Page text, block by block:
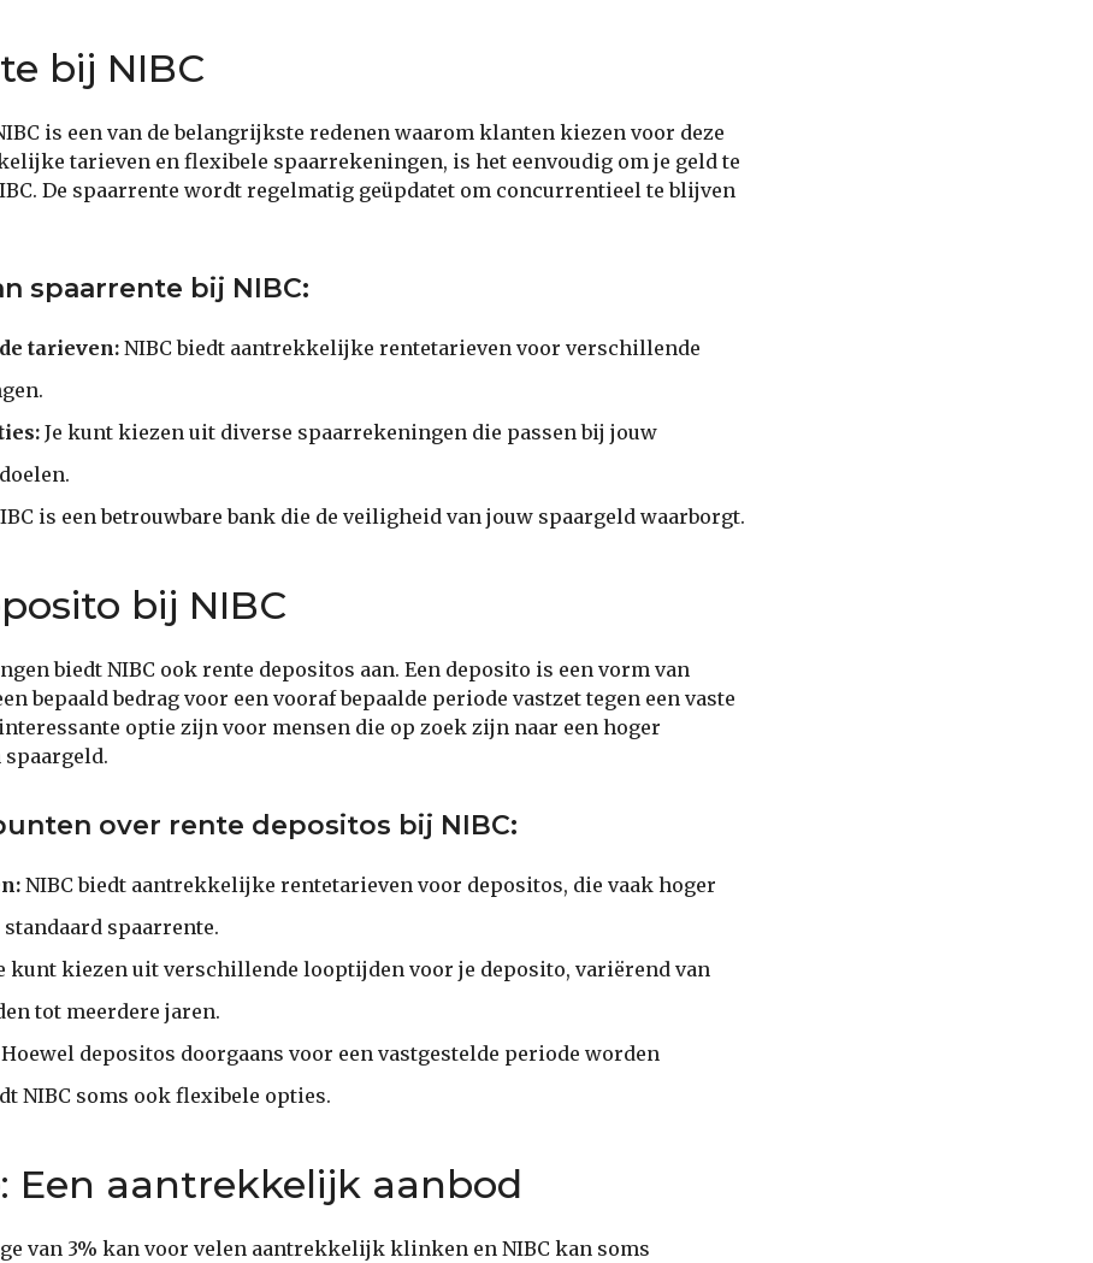
bij NIBC
is een van de belangrijkste redenen waarom klanten kiezen voor deze
tarieven en flexibele spaarrekeningen, is het eenvoudig om je geld te
De spaarrente wordt regelmatig geüpdatet om concurrentieel te blijven
spaarrente bij NIBC:
tarieven: NIBC biedt aantrekkelijke rentetarieven voor verschillende
Je kunt kiezen uit diverse spaarrekeningen die passen bij jouw
is een betrouwbare bank die de veiligheid van jouw spaargeld waarborgt.
bij NIBC
biedt NIBC ook rente depositos aan. Een deposito is een vorm van
bepaald bedrag voor een vooraf bepaalde periode vastzet tegen een vaste
optie zijn voor mensen die op zoek zijn naar een hoger
over rente depositos bij NIBC:
NIBC biedt aantrekkelijke rentetarieven voor depositos, die vaak hoger
spaarrente.
kunt kiezen uit verschillende looptijden voor je deposito, variërend van
tot meerdere jaren.
Hoewel depositos doorgaans voor een vastgestelde periode worden
NIBC soms ook flexibele opties.
Een aantrekkelijk aanbod
van 3% kan voor velen aantrekkelijk klinken en NIBC kan soms